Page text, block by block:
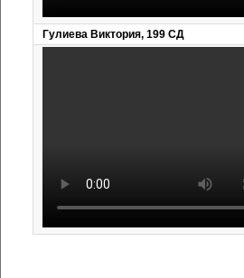
Гулиева Виктория, 199 СД